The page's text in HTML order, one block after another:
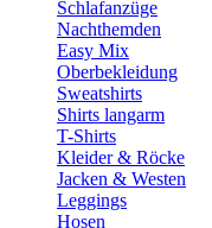
Schlafanzüge
Nachthemden
Easy Mix
Oberbekleidung
Sweatshirts
Shirts langarm
T-Shirts
Kleider & Röcke
Jacken & Westen
Leggings
Hosen